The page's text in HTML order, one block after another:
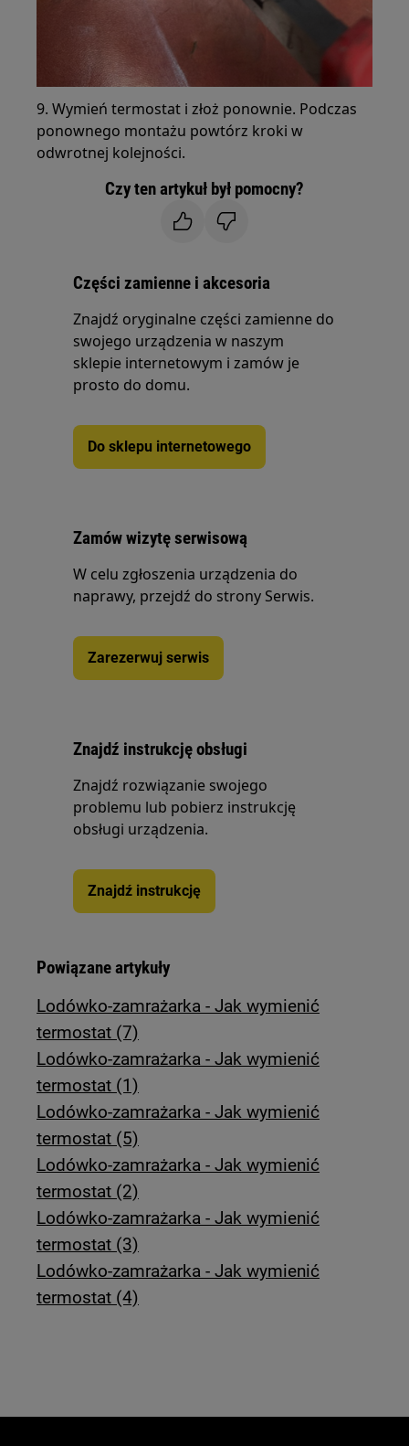
9. Wymień termostat i złoż ponownie. Podczas
ponownego montażu powtórz kroki w
odwrotnej kolejności.
Czy ten artykuł był pomocny?
Części zamienne i akcesoria
Znajdź oryginalne części zamienne do
swojego urządzenia w naszym
sklepie internetowym i zamów je
prosto do domu.
Do sklepu internetowego
Zamów wizytę serwisową
W celu zgłoszenia urządzenia do
naprawy, przejdź do strony Serwis.
Zarezerwuj serwis
Znajdź instrukcję obsługi
Znajdź rozwiązanie swojego
problemu lub pobierz instrukcję
obsługi urządzenia.
Znajdź instrukcję
Powiązane artykuły
Lodówko-zamrażarka - Jak wymienić
termostat (7)
Lodówko-zamrażarka - Jak wymienić
termostat (1)
Lodówko-zamrażarka - Jak wymienić
termostat (5)
Lodówko-zamrażarka - Jak wymienić
termostat (2)
Lodówko-zamrażarka - Jak wymienić
termostat (3)
Lodówko-zamrażarka - Jak wymienić
termostat (4)